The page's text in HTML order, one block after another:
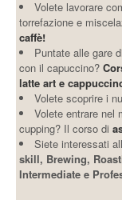
Volete lavorare
torrefazione e
caffè!
Puntate alle gare
con il capuccino?
latte art e
Volete scoprire i
Volete entrare nel
cupping? Il corso di
Siete interessati
skill, Brewing,
Intermediate e